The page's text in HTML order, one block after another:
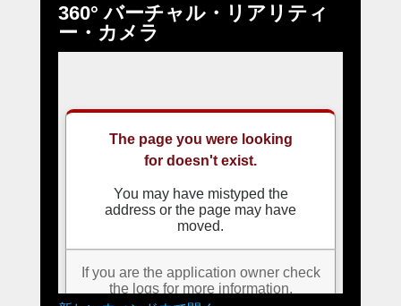
360° バーチャル・リアリティ
ー・カメラ